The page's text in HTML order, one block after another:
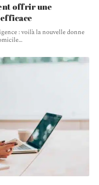
offrir une
: voilà la nouvelle donne
…